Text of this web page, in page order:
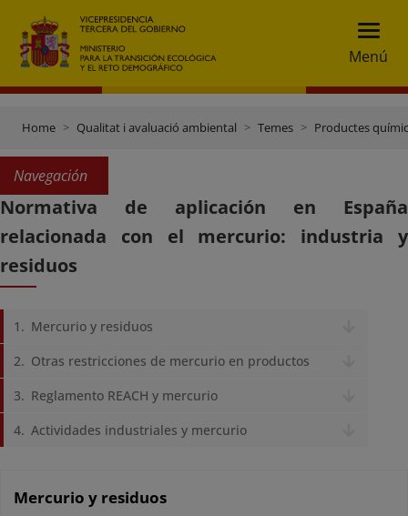
Menú
Home Qualitat i avaluació ambiental Temes Productes
Navegación
Normativa de aplicación en España
relacionada con el mercurio: industria y
residuos
Mercurio y residuos
Otras restricciones de mercurio en productos
Reglamento REACH y mercurio
Actividades industriales y mercurio
Mercurio y residuos